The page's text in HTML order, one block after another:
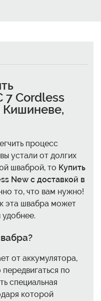
7 Cordless
Кишиневе,
процесс
устали от долгих
шваброй, то Купить
New с доставкой в
то, что вам нужно!
эта швабра может
от аккумулятора,
по
специальная
которой